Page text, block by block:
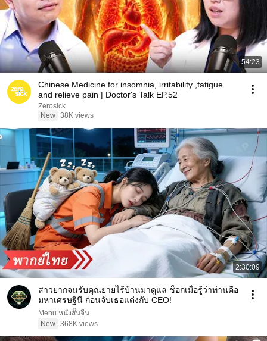
54:23
Chinese Medicine for insomnia, irritability ,fatigue
and relieve pain | Doctor's Talk EP.52
Zerosick
New 38K views
2:30:09
สาวยากจนรับคุณยายไร้บ้านมาดูแล ช็อกเมื่อรู้ว่าท่านคือ
มหาเศรษฐินี ก่อนจับเธอแต่งกับ CEO!
Menu หนังสั้นจีน
New 368K views